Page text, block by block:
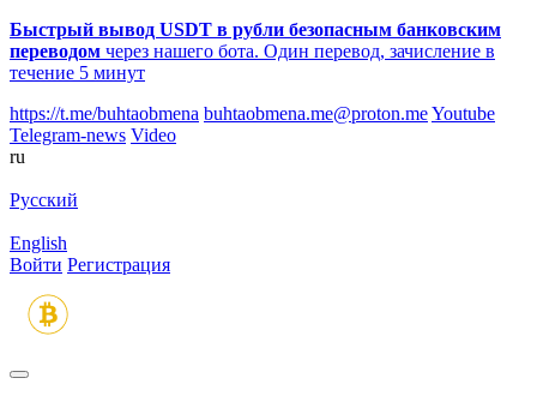
Быстрый вывод USDT в рубли безопасным банковским
переводом через нашего бота. Один перевод, зачисление в
течение 5 минут
https://t.me/buhtaobmena buhtaobmena.me@proton.meYoutube
Telegram-news Video
ru
Русский
English
Войти Регистрация